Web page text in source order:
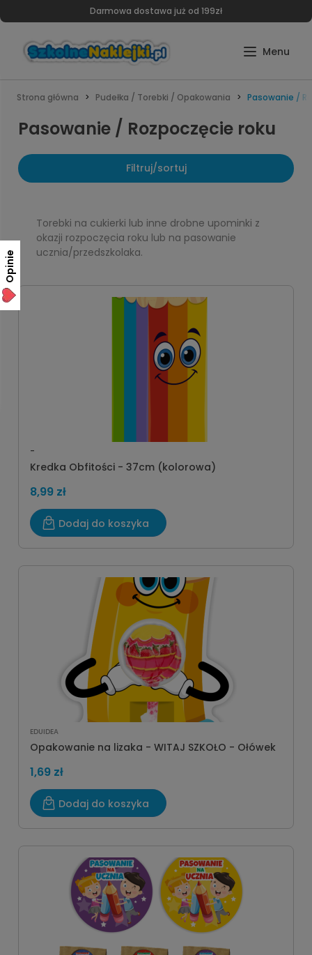
Darmowa dostawa już od 199zł
Strona główna Pudełka / Torebki / Opakowania Pasowanie /
Pasowanie / Rozpoczęcie roku
Filtruj/sortuj
Torebki na cukierki lub inne drobne upominki z
okazji rozpoczęcia roku lub na pasowanie
ucznia/przedszkolaka.
-
Kredka Obfitości - 37cm (kolorowa)
8,99 zł
Dodaj do koszyka
EDUIDEA
Opakowanie na lizaka - WITAJ SZKOŁO - Ołówek
1,69 zł
Dodaj do koszyka
Opinie